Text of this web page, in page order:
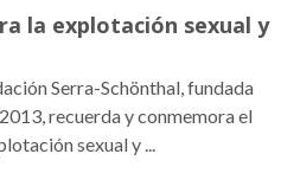
la explotación sexual y
Serra-Schönthal, fundada
recuerda y conmemora el
sexual y ...